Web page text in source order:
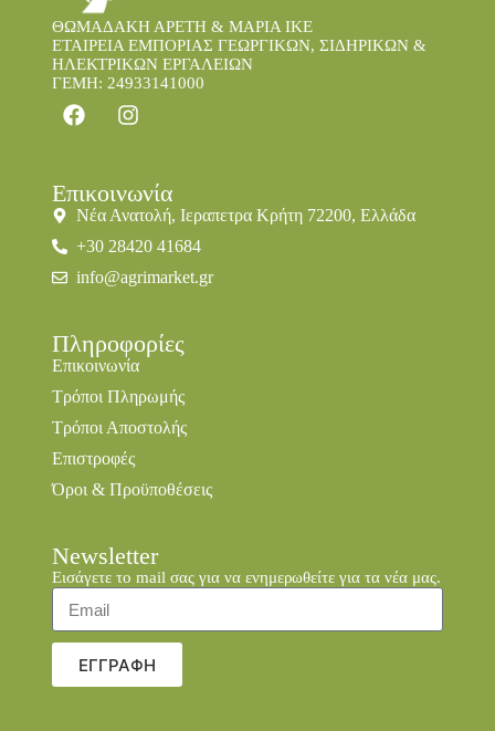
ΘΩΜΑΔΑΚΗ ΑΡΕΤΗ & ΜΑΡΙΑ IKE
ΕΤΑΙΡΕΙΑ ΕΜΠΟΡΙΑΣ ΓΕΩΡΓΙΚΩΝ, ΣΙΔΗΡΙΚΩΝ &
ΗΛΕΚΤΡΙΚΩΝ ΕΡΓΑΛΕΙΩΝ
ΓΕΜΗ: 24933141000
Επικοινωνία
Νέα Ανατολή, Ιεραπετρα Κρήτη 72200, Ελλάδα
+30 28420 41684
info@agrimarket.gr
Πληροφορίες
Επικοινωνία
Τρόποι Πληρωμής
Τρόποι Αποστολής
Επιστροφές
Όροι & Προϋποθέσεις
Newsletter
Εισάγετε το mail σας για να ενημερωθείτε για τα νέα μας.
ΕΓΓΡΑΦΗ